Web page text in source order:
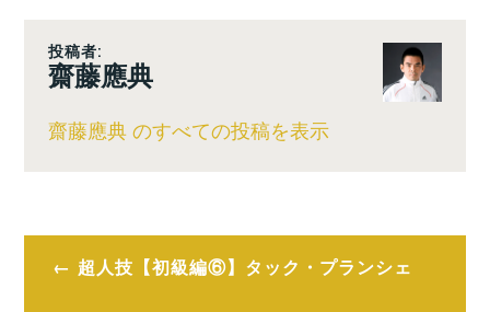
投稿者:
齋藤應典
齋藤應典 のすべての投稿を表示
投
超人技【初級編⑥】タック・プランシェ